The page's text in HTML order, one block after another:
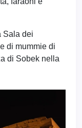
Sala dei
di mummie di
di Sobek nella